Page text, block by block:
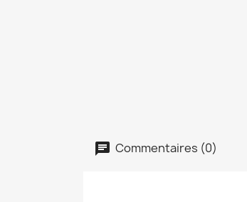
Commentaires (0)